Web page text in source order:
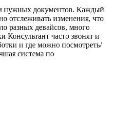
нужных документов. Каждый
отслеживать изменения, что
разных девайсов, много
Консультант часто звонят и
и где можно посмотреть/
система по